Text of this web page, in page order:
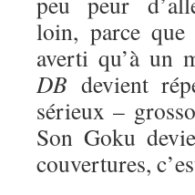
loin, parce que
averti qu’à un
DB devient
sérieux –
Son Goku
couvertures,